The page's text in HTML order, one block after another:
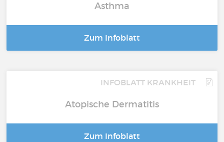
Asthma
Zum Infoblatt
INFOBLATT KRANKHEIT
Atopische Dermatitis
Zum Infoblatt